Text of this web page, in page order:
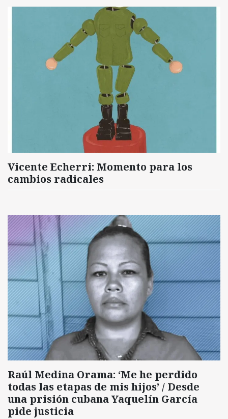
Vicente Echerri: Momento para los
cambios radicales
Raúl Medina Orama: ‘Me he perdido
todas las etapas de mis hijos’ / Desde
una prisión cubana Yaquelín García
pide justicia